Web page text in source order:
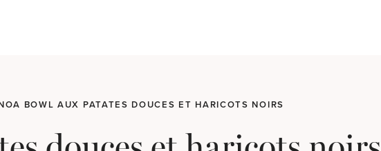
BOWL AUX PATATES DOUCES ET HARICOTS NOIRS